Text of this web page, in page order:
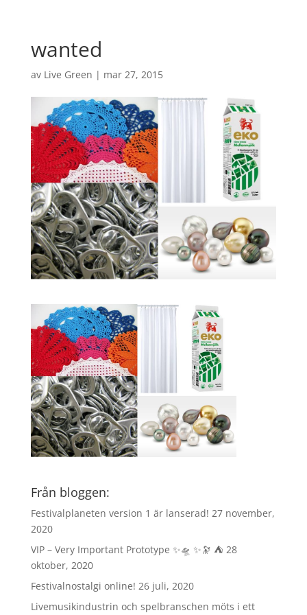
wanted
av Live Green | mar 27, 2015
Från bloggen:
Festivalplaneten version 1 är lanserad! 27 november,
2020
VIP – Very Important Prototype ✨🛸 ✨🔭 ⛺️ 28
oktober, 2020
Festivalnostalgi online! 26 juli, 2020
Livemusikindustrin och spelbranschen möts i ett